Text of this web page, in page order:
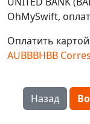
OhMySwift,
Оплатить
AUBBBHBB
Назад